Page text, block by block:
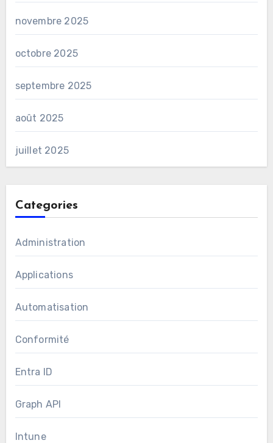
novembre 2025
octobre 2025
septembre 2025
août 2025
juillet 2025
Categories
Administration
Applications
Automatisation
Conformité
Entra ID
Graph API
Intune